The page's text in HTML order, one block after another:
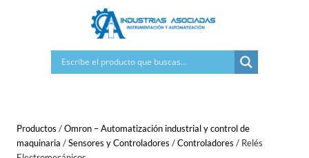
Productos /Omron – Automatización industrial y control de
maquinaria /Sensores y Controladores /Controladores / Relés